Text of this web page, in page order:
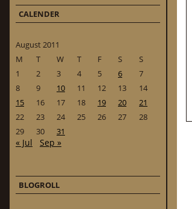
CALENDER
August 2011
M
T W T F S
S
1
2 3 4 5 6
7
8
9 10 11 12 13
14
15
16 17 18 19 20
21
22
23 24 25 26 27
28
29
30 31
« Jul Sep »
BLOGROLL